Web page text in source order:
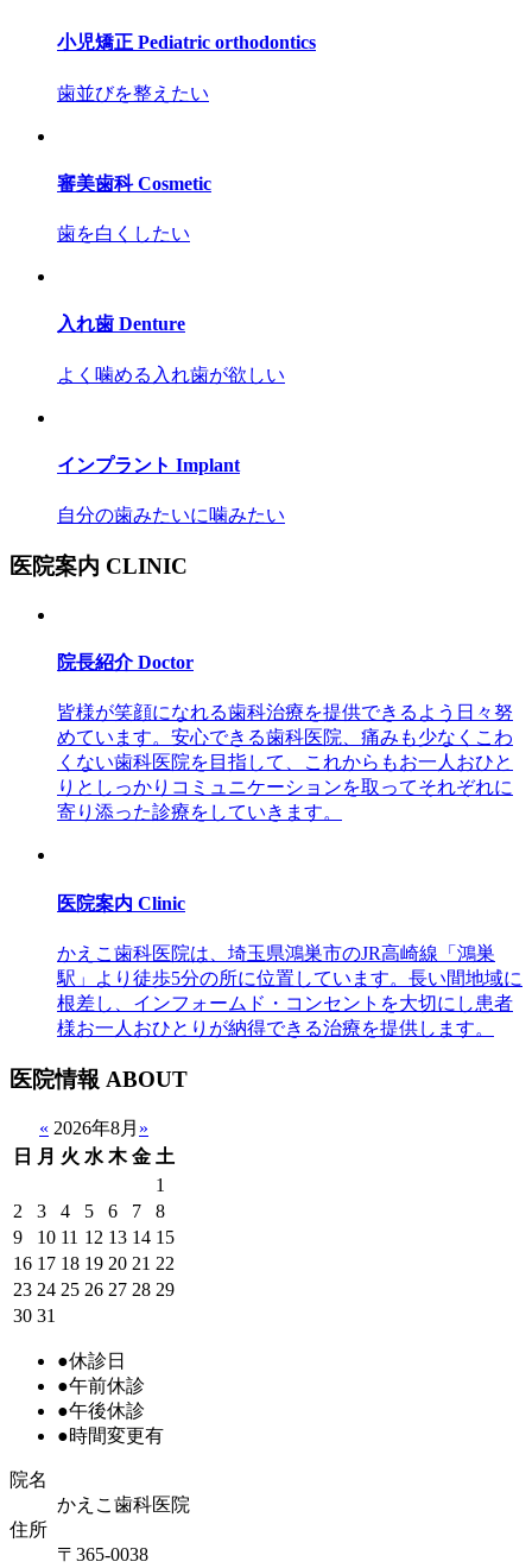
小児矯正 Pediatric orthodontics
歯並びを整えたい
審美歯科 Cosmetic
歯を白くしたい
入れ歯 Denture
よく噛める入れ歯が欲しい
インプラント Implant
自分の歯みたいに噛みたい
医院案内 CLINIC
院長紹介 Doctor
皆様が笑顔になれる歯科治療を提供できるよう日々努
めています。安心できる歯科医院、痛みも少なくこわ
くない歯科医院を目指して、これからもお一人おひと
りとしっかりコミュニケーションを取ってそれぞれに
寄り添った診療をしていきます。
医院案内 Clinic
かえこ歯科医院は、埼玉県鴻巣市のJR高崎線「鴻巣
駅」より徒歩5分の所に位置しています。長い間地域に
根差し、インフォームド・コンセントを大切にし患者
様お一人おひとりが納得できる治療を提供します。
医院情報 ABOUT
« 2026年8月 »
日
月 火 水 木 金 土
1
2
3 4 5 6 7
8
9
10 11 12 13 14 15
16 17 18 19 20 21 22
23 24 25 26 27 28 29
30 31
●休診日
●午前休診
●午後休診
●時間変更有
院名
かえこ歯科医院
住所
〒365-0038